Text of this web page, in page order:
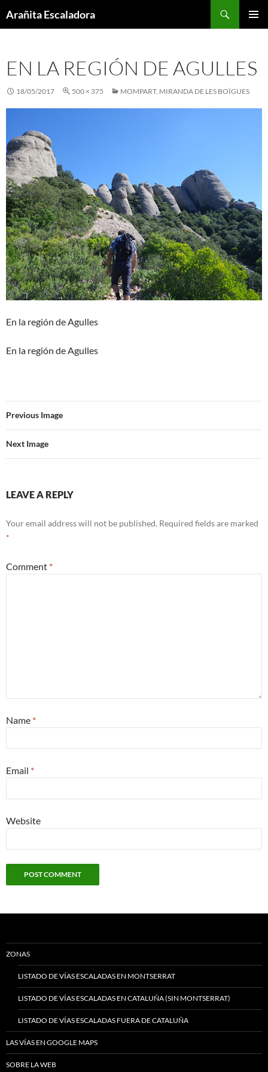
toArañita Escaladora
EN LA REGIÓN DE AGULLES
18/05/2017 500 × 375 MOMPART. MIRANDA DE LES BOÏGUES
En la región de Agulles
En la región de Agulles
Previous Image
Next Image
LEAVE A REPLY
Your email address will not be published. Required fields are marked
*
Comment *
Name *
Email *
Website
ZONAS
LISTADO DE VÍAS ESCALADAS EN MONTSERRAT
LISTADO DE VÍAS ESCALADAS EN CATALUÑA (SIN MONTSERRAT)
LISTADO DE VÍAS ESCALADAS FUERA DE CATALUÑA
LAS VÍAS EN GOOGLE MAPS
SOBRE LA WEB